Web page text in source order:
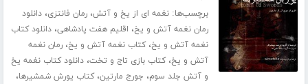
برچسب‌ها:نغمه ای از یخ و آتش،رمان فانتزی،دانلود
رمان نغمه آتش و یخ، اقلیم هفت پادشاهی،دانلود کتاب
نغمه آتش و یخ،کتاب نغمه آتش و یخ،رمان نغمه
آتش و یخ،کتاب بازی تاج و تخت،دانلود کتاب نغمه یخ
و آتش جلد سوم، جورج مارتین،کتاب یورش شمشیرها،